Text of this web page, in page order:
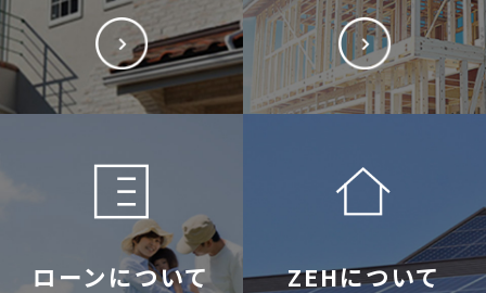
ローンについて ZEHについて